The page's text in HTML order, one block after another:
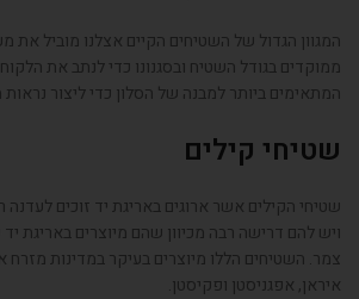
המגוון הגדול של השטיחים הקיים אצלנו מוביל את
ממוקדים בגודל השטיח ובסגנונו כדי לנתב את
המתאימים ביותר למבנה של הסלון כדי ליצור
שטיחי קילים
שטיחי הקילים אשר ארוגים באריגת יד זוכים לעדנה
ויש להם דרישה רבה מכיוון שהם מיוצרים באריגת
צמר. השטיחים הללו מיוצרים בעיקר במדינות מזרח
איראן, אפגניסטן ופקיסטן.